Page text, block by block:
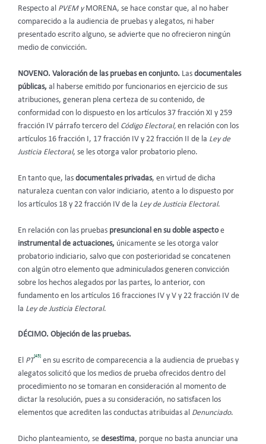
Respecto al PVEM y MORENA, se hace constar que, al no haber
comparecido a la audiencia de pruebas y alegatos, ni haber
presentado escrito alguno, se advierte que no ofrecieron ningún
medio de convicción.
NOVENO. Valoración de las pruebas en conjunto. Las documentales
públicas, al haberse emitido por funcionarios en ejercicio de sus
atribuciones, generan plena certeza de su contenido, de
conformidad con lo dispuesto en los artículos 37 fracción XI y 259
fracción IV párrafo tercero del Código Electoral, en relación con los
artículos 16 fracción I, 17 fracción IV y 22 fracción II de la Ley de
Justicia Electoral, se les otorga valor probatorio pleno.
En tanto que, las documentales privadas, en virtud de dicha
naturaleza cuentan con valor indiciario, atento a lo dispuesto por
los artículos 18 y 22 fracción IV de la Ley de Justicia Electoral.
En relación con las pruebas presuncional en su doble aspectoe
instrumental de actuaciones, únicamente se les otorga valor
probatorio indiciario, salvo que con posterioridad se concatenen
con algún otro elemento que adminiculados generen convicción
sobre los hechos alegados por las partes, lo anterior, con
fundamento en los artículos 16 fracciones IV y V y 22 fracción IV de
la Ley de Justicia Electoral.
DÉCIMO. Objeción de las pruebas.
El PT
[45]
en su escrito de comparecencia a la audiencia de pruebas y
alegatos solicitó que los medios de prueba ofrecidos dentro del
procedimiento no se tomaran en consideración al momento de
dictar la resolución, pues a su consideración, no satisfacen los
elementos que acrediten las conductas atribuidas al Denunciado.
Dicho planteamiento, se desestima, porque no basta anunciar una